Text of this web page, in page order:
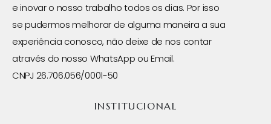
e inovar o nosso trabalho todos os dias. Por isso
se pudermos melhorar de alguma maneira a sua
experiência conosco, não deixe de nos contar
através do nosso WhatsApp ou Email.
CNPJ 26.706.056/0001-50
INSTITUCIONAL